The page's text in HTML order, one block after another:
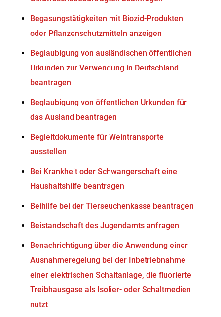
Begasungstätigkeiten mit Biozid-Produkten
oder Pflanzenschutzmitteln anzeigen
Beglaubigung von ausländischen öffentlichen
Urkunden zur Verwendung in Deutschland
beantragen
Beglaubigung von öffentlichen Urkunden für
das Ausland beantragen
Begleitdokumente für Weintransporte
ausstellen
Bei Krankheit oder Schwangerschaft eine
Haushaltshilfe beantragen
Beihilfe bei der Tierseuchenkasse beantragen
Beistandschaft des Jugendamts anfragen
Benachrichtigung über die Anwendung einer
Ausnahmeregelung bei der Inbetriebnahme
einer elektrischen Schaltanlage, die fluorierte
Treibhausgase als Isolier- oder Schaltmedien
nutzt